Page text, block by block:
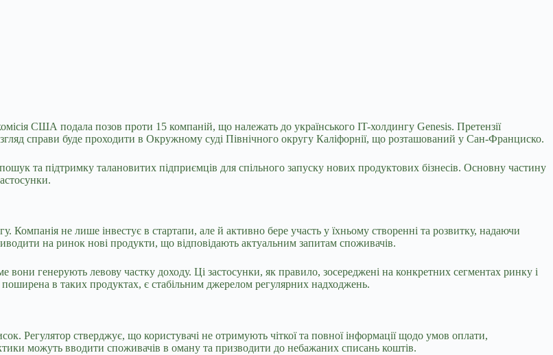
США подала позов проти 15 компаній, що належать до українського IT-холдингу Genesis. Претензії
справи буде проходити в Окружному суді Північного округу Каліфорнії, що розташований у Сан-Франциско.
та підтримку талановитих підприємців для спільного запуску нових продуктових бізнесів. Основну частину
Компанія не лише інвестує в стартапи, але й активно бере участь у їхньому створенні та розвитку, надаючи
на ринок нові продукти, що відповідають актуальним запитам споживачів.
вони генерують левову частку доходу. Ці застосунки, як правило, зосереджені на конкретних сегментах ринку і
в таких продуктах, є стабільним джерелом регулярних надходжень.
Регулятор стверджує, що користувачі не отримують чіткої та повної інформації щодо умов оплати,
можуть вводити споживачів в оману та призводити до небажаних списань коштів.